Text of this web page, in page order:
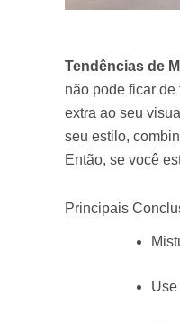
Tendências de
não pode ficar
extra ao seu
seu estilo,
Então, se você
Principais